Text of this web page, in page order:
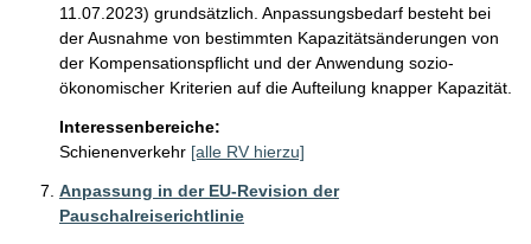
11.07.2023) grundsätzlich. Anpassungsbedarf besteht bei
der Ausnahme von bestimmten Kapazitätsänderungen von
der Kompensationspflicht und der Anwendung sozio-
ökonomischer Kriterien auf die Aufteilung knapper Kapazität.
Interessenbereiche:
Schienenverkehr [alle RV hierzu]
Anpassung in der EU-Revision der
Pauschalreiserichtlinie